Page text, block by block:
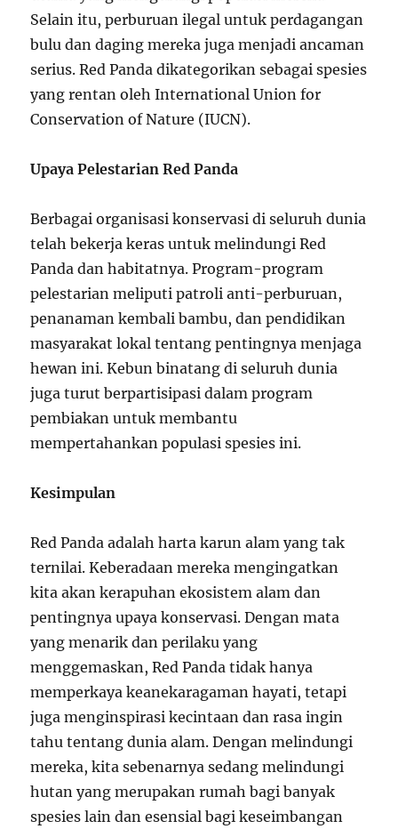
Selain itu, perburuan ilegal untuk perdagangan
bulu dan daging mereka juga menjadi ancaman
serius. Red Panda dikategorikan sebagai spesies
yang rentan oleh International Union for
Conservation of Nature (IUCN).
Upaya Pelestarian Red Panda
Berbagai organisasi konservasi di seluruh dunia
telah bekerja keras untuk melindungi Red
Panda dan habitatnya. Program-program
pelestarian meliputi patroli anti-perburuan,
penanaman kembali bambu, dan pendidikan
masyarakat lokal tentang pentingnya menjaga
hewan ini. Kebun binatang di seluruh dunia
juga turut berpartisipasi dalam program
pembiakan untuk membantu
mempertahankan populasi spesies ini.
Kesimpulan
Red Panda adalah harta karun alam yang tak
ternilai. Keberadaan mereka mengingatkan
kita akan kerapuhan ekosistem alam dan
pentingnya upaya konservasi. Dengan mata
yang menarik dan perilaku yang
menggemaskan, Red Panda tidak hanya
memperkaya keanekaragaman hayati, tetapi
juga menginspirasi kecintaan dan rasa ingin
tahu tentang dunia alam. Dengan melindungi
mereka, kita sebenarnya sedang melindungi
hutan yang merupakan rumah bagi banyak
spesies lain dan esensial bagi keseimbangan